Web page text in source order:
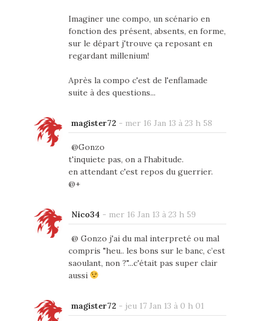
Imaginer une compo, un scénario en
fonction des présent, absents, en forme,
sur le départ j'trouve ça reposant en
regardant millenium!
Après la compo c'est de l'enflamade
suite à des questions...
magister72 - mer 16 Jan 13 à 23 h 58
@Gonzo
t'inquiete pas, on a l'habitude.
en attendant c'est repos du guerrier.
@+
Nico34 - mer 16 Jan 13 à 23 h 59
@ Gonzo j'ai du mal interpreté ou mal
compris "heu.. les bons sur le banc, c’est
saoulant, non ?"...c'était pas super clair
aussi
magister72 - jeu 17 Jan 13 à 0 h 01